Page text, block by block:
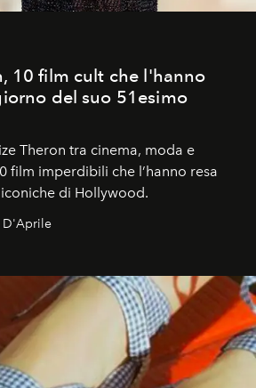
10 film cult che l'hanno
del suo 51esimo
Theron tra cinema, moda e
film imperdibili che l’hanno resa
di Hollywood.
D'Aprile